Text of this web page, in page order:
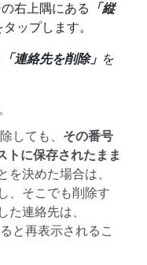
右上隅にある
「縦
ップします。
「連絡先を削除」 を
しても、 その番号
トに保存されたまま
を決めた場合は、
、そこでも削除す
た連絡先は、
と再表示されるこ